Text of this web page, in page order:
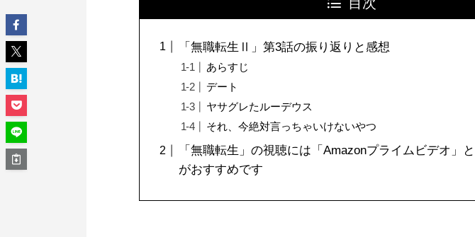
「無職転生Ⅱ」第3話の振り返りと感想
あらすじ
デート
ヤサグレたルーデウス
それ、今絶対言っちゃいけないやつ
「無職転生」の視聴には「Amazonプライムビデオ」と
がおすすめです